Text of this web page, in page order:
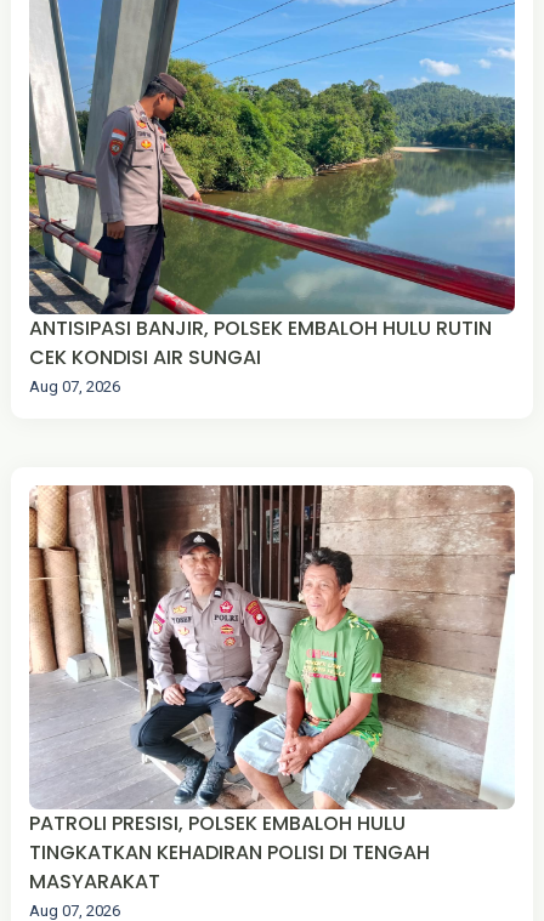
ANTISIPASI BANJIR, POLSEK EMBALOH HULU RUTIN
CEK KONDISI AIR SUNGAI
Aug 07, 2026
PATROLI PRESISI, POLSEK EMBALOH HULU
TINGKATKAN KEHADIRAN POLISI DI TENGAH
MASYARAKAT
Aug 07, 2026